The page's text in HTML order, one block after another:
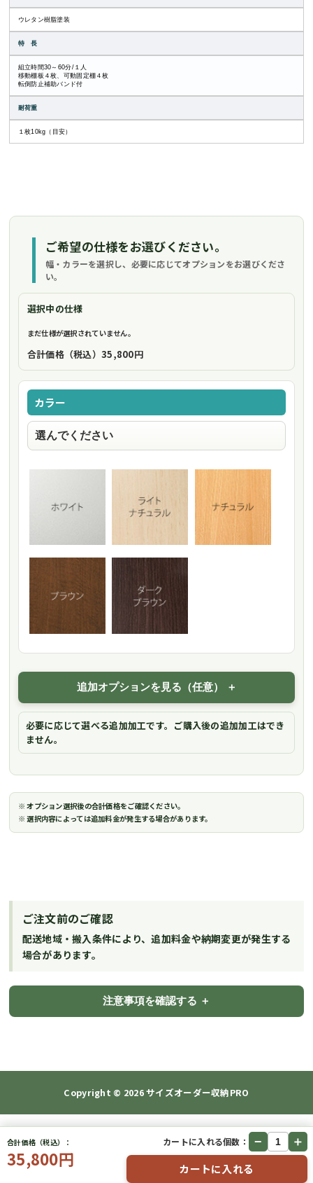
ウレタン樹脂塗装
特 長
組立時間30～60分/１人
移動棚板４枚、可動固定棚４枚
転倒防止補助バンド付
耐荷重
１枚10kg（目安）
ご希望の仕様をお選びください。
幅・カラーを選択し、必要に応じてオプションをお選びくださ
い。
選択中の仕様
まだ仕様が選択されていません。
合計価格（税込）35,800円
カラー
追加オプションを見る（任意）
必要に応じて選べる追加加工です。ご購入後の追加加工はでき
ません。
※ オプション選択後の合計価格をご確認ください。
※ 選択内容によっては追加料金が発生する場合があります。
合計価格（税込）：
35,800円
カートに入れる個数： − ＋
ご注文前のご確認
配送地域・搬入条件により、追加料金や納期変更が発生する
場合があります。
注意事項を確認する
Copyright © 2026サイズオーダー収納PRO